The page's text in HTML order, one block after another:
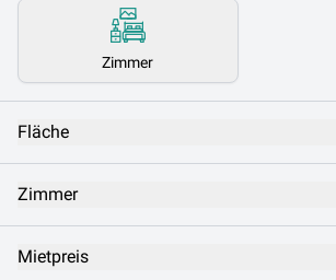
Zimmer
Fläche
Zimmer
Mietpreis